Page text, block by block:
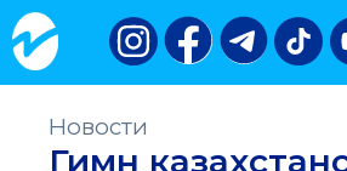
Новости
Гимн